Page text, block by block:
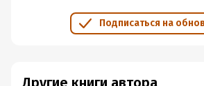
Подписаться на
Другие книги автора